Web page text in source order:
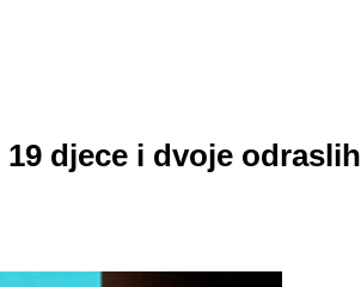
djece i dvoje odraslih